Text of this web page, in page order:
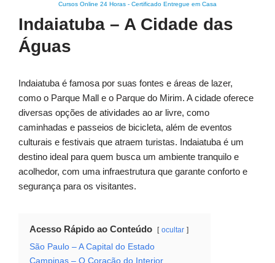
Cursos Online 24 Horas - Certificado Entregue em Casa
Indaiatuba – A Cidade das
Águas
Indaiatuba é famosa por suas fontes e áreas de lazer,
como o Parque Mall e o Parque do Mirim. A cidade oferece
diversas opções de atividades ao ar livre, como
caminhadas e passeios de bicicleta, além de eventos
culturais e festivais que atraem turistas. Indaiatuba é um
destino ideal para quem busca um ambiente tranquilo e
acolhedor, com uma infraestrutura que garante conforto e
segurança para os visitantes.
Acesso Rápido ao Conteúdo ocultar
São Paulo – A Capital do Estado
Campinas – O Coração do Interior